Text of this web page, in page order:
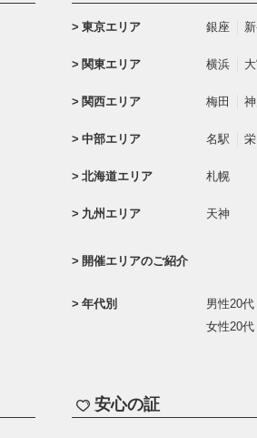
東京エリア 銀座
関東エリア 横浜
関西エリア 梅田
中部エリア 名駅 栄
北海道エリア 札幌
九州エリア 天神
開催エリアのご紹介
年代別 男性20代
女性20代
安心の証